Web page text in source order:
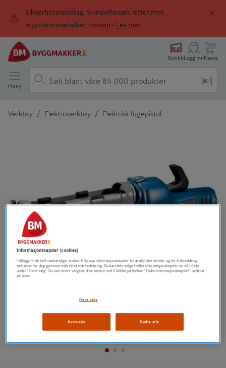
Sikkerhetsmelding: Svindelforsøk rettet mot
kryptolommebøker i omløp -
Les mer
ButikkLogg innKasse
Meny
Verktøy / Elektroverktøy / Elektrisk fugepistol
Tidligere
Informasjonskapsler (cookies)
I tillegg til de helt nødvendige, bruker K Group informasjonskapsler for analytiske formål, og for å skreddersy
nettsiden for deg gjennom målrettet markedsføring. Du kan selv velge hvilke informasjonskapsler du vil tillate
under "Flere valg". Du kan endre valgene dine senere ved å klikke på lenken "Endre informasjonskapsler" nederst
på siden.
Flere valg
Avvis alle Godta alle